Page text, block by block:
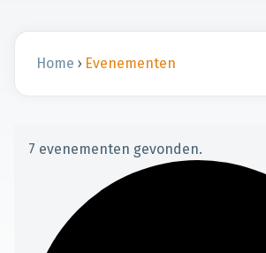
Home › Evenementen
7 evenementen gevonden.